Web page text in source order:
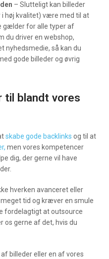
– Slutteligt kan billeder
i høj kvalitet) være med til at
gælder for alle typer af
du driver en webshop,
nyhedsmedie, så kan du
gode billeder og øvrig
til blandt vores
skabe gode backlinks og til at
men vores kompetencer
dig, der gerne vil have
hverken avanceret eller
tid og kræver en smule
fordelagtigt at outsource
os gerne af det, hvis du
billeder eller en af vores